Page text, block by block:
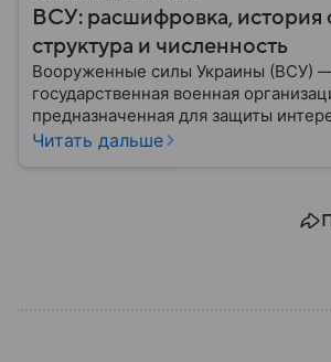
ВСУ: расшифровка, история
структура и численность
Вооруженные силы Украины (ВСУ)
государственная военная
предназначенная для защиты
военным путем. Была создана после
Читать дальше